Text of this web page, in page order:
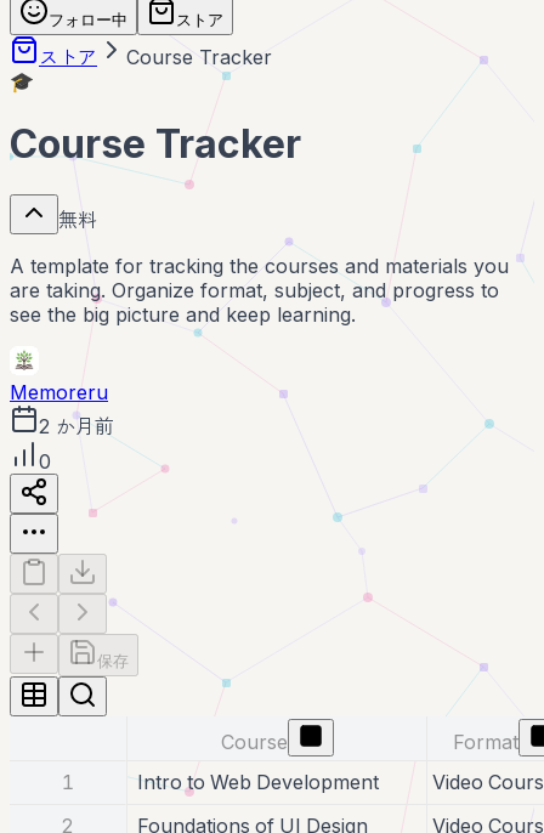
フォロー中 ストア
ストア Course Tracker
🎓
Course Tracker
無料
A template for tracking the courses and materials you
are taking. Organize format, subject, and progress to
see the big picture and keep learning.
Memoreru
2 か月前
0
保存
Course
Format
1
Intro to Web Development
Video
2
Foundations of UI Design Video